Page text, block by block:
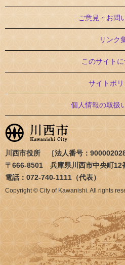
ご意見・お問
リンク
このサイト
サイトポリ
個人情報の取扱
川西市役所 ［法人番号：
〒666-8501 兵庫県川西市中央町
電話：072-740-1111（代表）
Copyright © City of Kawanishi. All rights